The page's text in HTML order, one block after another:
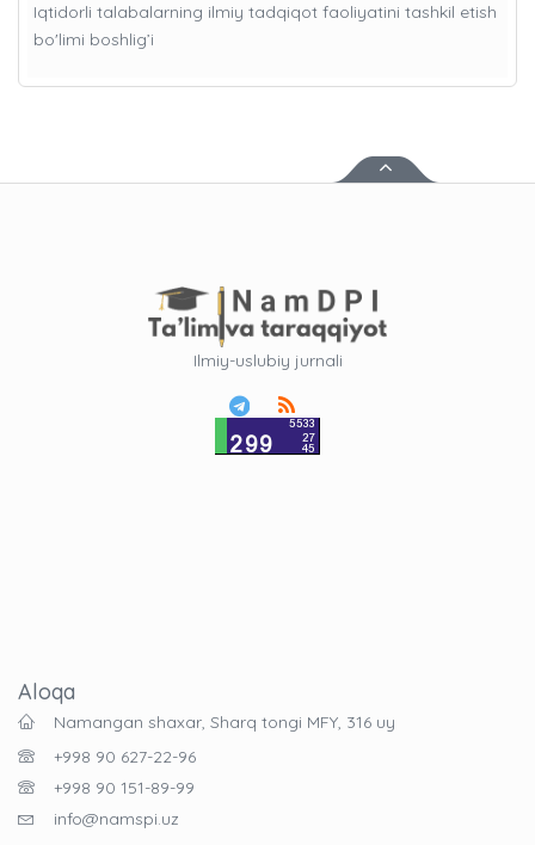
Iqtidorli talabalarning ilmiy tadqiqot faoliyatini tashkil etish
bo'limi boshlig’i
Ilmiy-uslubiy jurnali
Aloqa
Namangan shaxar, Sharq tongi MFY, 316 uy
+998 90 627-22-96
+998 90 151-89-99
info@namspi.uz